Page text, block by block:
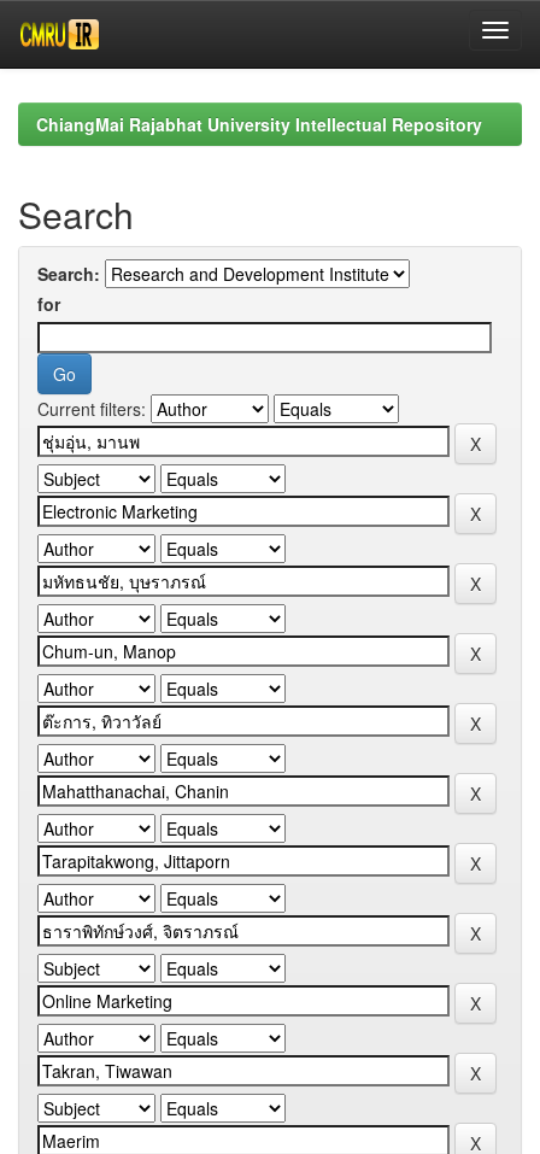
navigationChiangMai Rajabhat University Intellectual Repository
Search
Search:
for
Current filters: